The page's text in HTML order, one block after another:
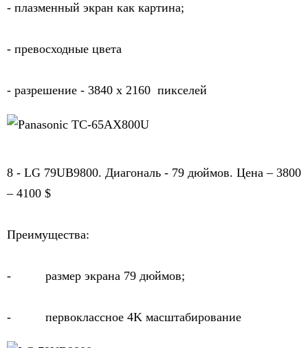
- плазменный экран как картина;
- превосходные цвета
- разрешение - 3840 х 2160  пикселей
8 - LG 79UB9800. Диагональ - 79 дюймов. Цена – 3800
– 4100 $
Преимущества:
-          размер экрана 79 дюймов;
-          первоклассное 4K масштабирование